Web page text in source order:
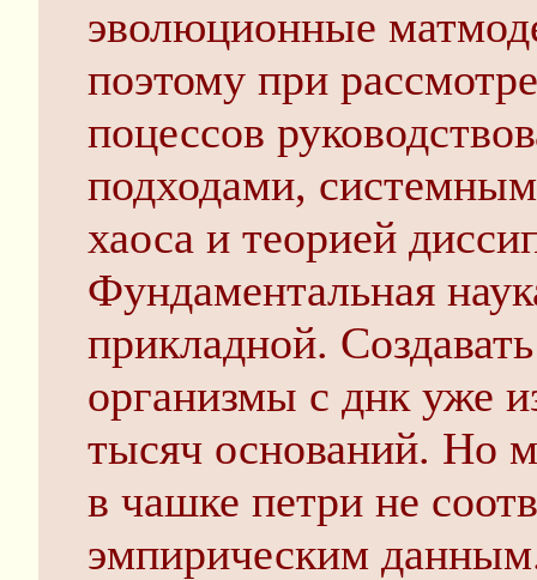
эволюционные
поэтому при
поцессов
подходами,
хаоса и теорией
Фундаментальная
прикладной.
организмы с днк уже
тысяч оснований. Но
в чашке петри не
эмпирическим